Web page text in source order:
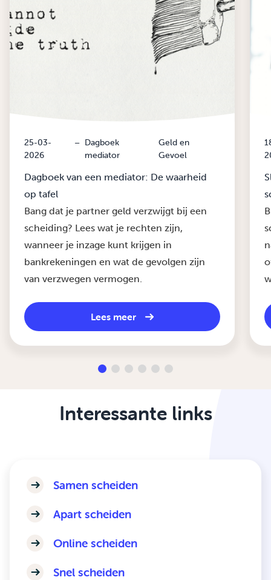
25-03-
2026
– Dagboek
mediator
Geld en
Gevoel
Dagboek van een mediator: De waarheid
op tafel
Bang dat je partner geld verzwijgt bij een
scheiding? Lees wat je rechten zijn,
wanneer je inzage kunt krijgen in
bankrekeningen en wat de gevolgen zijn
van verzwegen vermogen.
Lees meer
Interessante links
Samen scheiden
Apart scheiden
Online scheiden
Snel scheiden